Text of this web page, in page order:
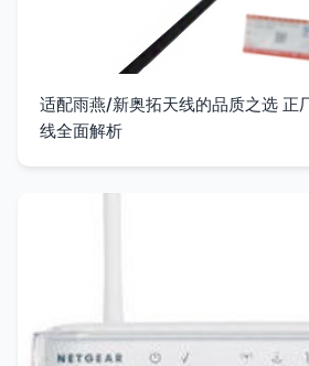
适配雨燕/新奥拓天线的品质之选 正
线全面解析